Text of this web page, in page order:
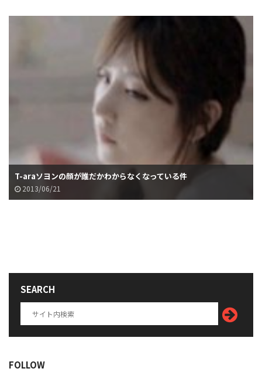
T-araソヨンの顔が誰だかわからなくなっている件
2013/06/21
SEARCH
FOLLOW